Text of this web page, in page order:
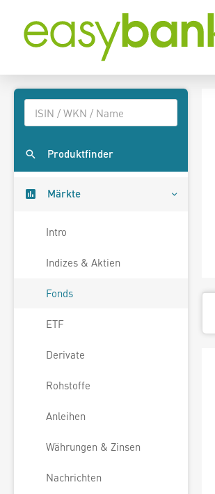
Produktfinder
Märkte
Intro
Indizes & Aktien
Fonds
ETF
Derivate
Rohstoffe
Anleihen
Währungen & Zinsen
Nachrichten